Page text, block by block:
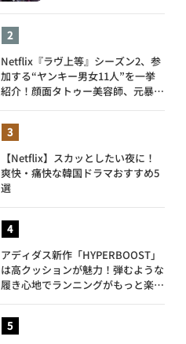
Netflix『ラヴ上等』シーズン2、参
加する“ヤンキー男女11人”を一挙
紹介！顔面タトゥー美容師、元暴走
【Netflix】スカッとしたい夜に！
爽快・痛快な韓国ドラマおすすめ5
選
アディダス新作「HYPERBOOST」
は高クッションが魅力！弾むような
履き心地でランニングがもっと楽し